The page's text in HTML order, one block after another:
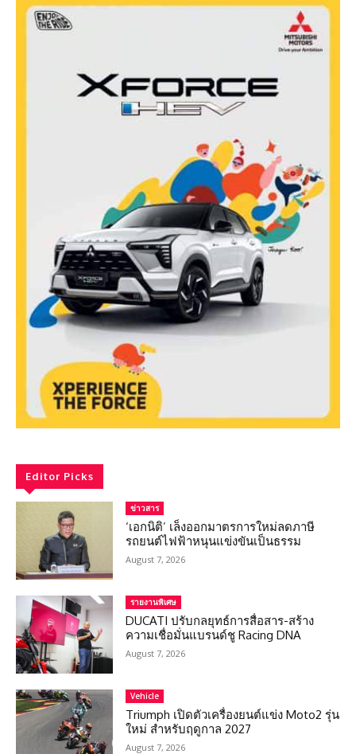
Editor Picks
ข่าวสาร
‘เอกนิติ’ เล็งออกมาตรการใหม่ลดภาษี
รถยนต์ไฟฟ้าหนุนแข่งขันเป็นธรรม
August 7, 2026
รายงานพิเศษ
DUCATI ปรับกลยุทธ์การสื่อสาร-สร้าง
ความเชื่อมั่นแบรนด์ชู Racing DNA
August 7, 2026
Vehicle
Triumph เปิดตัวเครื่องยนต์แข่ง Moto2 รุ่น
ใหม่ สำหรับฤดูกาล 2027
August 7, 2026